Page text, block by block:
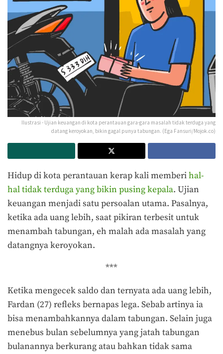
Ilustrasi - Ujian keuangan di kota perantauan gara-gara masalah tidak terduga yang
datang keroyokan, bikin gagal punya tabungan. (Ega Fansuri/Mojok.co)
Hidup di kota perantauan kerap kali memberihal-
hal tidak terduga yang bikin pusing kepala. Ujian
keuangan menjadi satu persoalan utama. Pasalnya,
ketika ada uang lebih, saat pikiran terbesit untuk
menambah tabungan, eh malah ada masalah yang
datangnya keroyokan.
***
Ketika mengecek saldo dan ternyata ada uang lebih,
Fardan (27) refleks bernapas lega. Sebab artinya ia
bisa menambahkannya dalam tabungan. Selain juga
menebus bulan sebelumnya yang jatah tabungan
bulanannya berkurang atau bahkan tidak sama